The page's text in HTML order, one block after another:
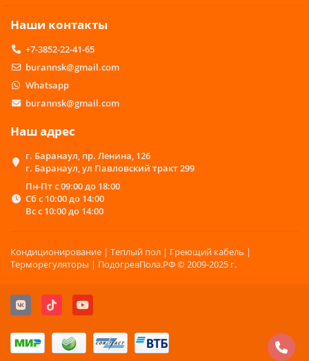
Наши контакты
+7-3852-22-41-65
burannsk@gmail.com
Whatsapp
burannsk@gmail.com
Наш адрес
г. Баранаул, пр. Ленина, 126
г. Баранаул, ул Павловский тракт 299
Пн-Пт с 09:00 до 18:00
Сб с 10:00 до 14:00
Вс с 10:00 до 14:00
Кондиционирование | Теплый пол | Греющий кабель |
Терморегуляторы | ПодогревПола.РФ © 2009-2025 г.